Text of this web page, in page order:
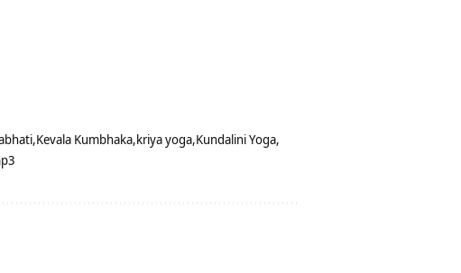
Kevala Kumbhaka kriya yoga Kundalini Yoga